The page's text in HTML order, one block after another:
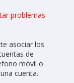
problemas
asociar los
de
móvil o
cuenta.